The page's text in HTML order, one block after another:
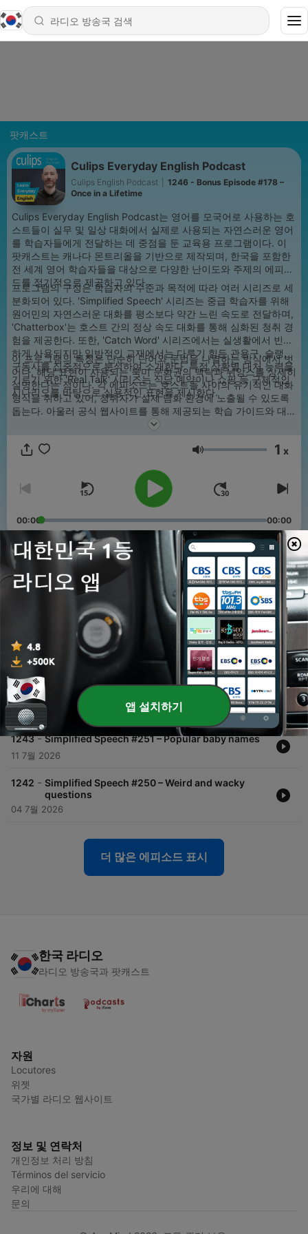
팟캐스트
Culips Everyday English Podcast
Culips English Podcast
1246 - Bonus Episode #178 –
Once in a Lifetime
Culips Everyday English Podcast는 영어를 모국어로 사용하는 호
스트들이 실무 및 일상 대화에서 실제로 사용되는 자연스러운 영어
를 학습자들에게 전달하는 데 중점을 둔 교육용 프로그램이다. 이
팟캐스트는 캐나다 몬트리올을 기반으로 제작되며, 한국을 포함한
전 세계 영어 학습자들을 대상으로 다양한 난이도와 주제의 에피소
드를 정기적으로 제공하고 있다.
프로그램의 구성은 학습자의 수준과 목적에 따라 여러 시리즈로 세
분화되어 있다. 'Simplified Speech' 시리즈는 중급 학습자를 위해
원어민의 자연스러운 대화를 평소보다 약간 느린 속도로 전달하며,
'Chatterbox'는 호스트 간의 정상 속도 대화를 통해 심화된 청취 경
험을 제공한다. 또한, 'Catch Word' 시리즈에서는 실생활에서 빈번
하게 사용되지만 일반적인 교재에서는 다루기 힘든 관용구, 슬랭,
구동사를 집중적으로 분석하여 소개한다. 특정 상황별 대처 능력을
기르기 위한 'Real Talk' 시리즈는 식당 예약이나 쇼핑 등 구체적인
시나리오를 바탕으로 실용적인 표현을 제시한다.
이 프로그램의 특징은 단순히 단어와 문법을 나열하는 방식에서 벗
어나, 해당 표현이 사용되는 북미 문화권의 맥락과 뉘앙스를 상세히
설명한다는 점이다. 각 에피소드는 호스트들 사이의 유기적인 대화
형식을 취하고 있어, 청취자가 실제 담화 환경에 노출될 수 있도록
돕는다. 아울러 공식 웹사이트를 통해 제공되는 학습 가이드와 대본
은 청취 내용에 대한 이해도를 높이고 어휘 습득을 체계화할 수 있
용적인 의사소통 능력 배양을 목표로 하는 이들에게 검증된 언어 학
음량 1 x
00:00 00:00
에피소드
Bonus Episode #178 – Once in a Lifetime
1245 - Catch Word #294 – Touch Grass
26 7월 2026
1244 - Chatterbox #350 – Hyperblanding
19 7월 2026
1243 - Simplified Speech #251 – Popular baby names
11 7월 2026
1242 - Simplified Speech #250 – Weird and wacky
questions
04 7월 2026
더 많은 에피소드 표시
한국 라디오
라디오 방송국과 팟캐스트
자원
Locutores
위젯
국가별 라디오 웹사이트
정보 및 연락처
개인정보 처리 방침
Términos del servicio
우리에 대해
문의
앱 설치하기